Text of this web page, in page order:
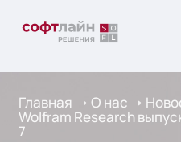
Главная О нас
Wolfram Research
7